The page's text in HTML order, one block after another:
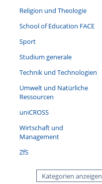
Religion und Theologie
School of Education FACE
Sport
Studium generale
Technik und Technologien
Umwelt und Natürliche
Ressourcen
uniCROSS
Wirtschaft und
Management
ZfS
Kategorien anzeigen